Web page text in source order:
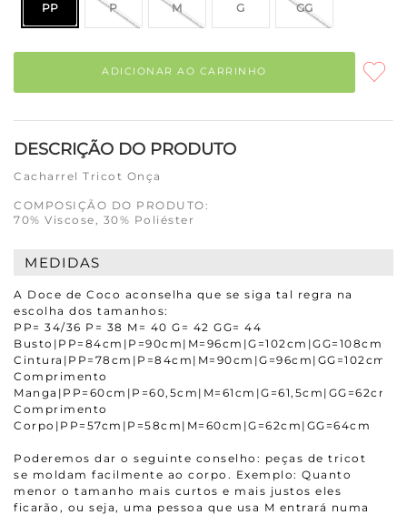
PP P M G GG
ADICIONAR AO CARRINHO
DESCRIÇÃO DO PRODUTO
Cacharrel Tricot Onça
COMPOSIÇÃO DO PRODUTO:
70% Viscose, 30% Poliéster
MEDIDAS
A Doce de Coco aconselha que se siga tal regra na
escolha dos tamanhos:
PP= 34/36 P= 38 M= 40 G= 42 GG= 44
Busto|PP=84cm|P=90cm|M=96cm|G=102cm|GG=108cm
Cintura|PP=78cm|P=84cm|M=90cm|G=96cm|GG=102cm
Comprimento
Manga|PP=60cm|P=60,5cm|M=61cm|G=61,5cm|GG=62cm
Comprimento
Corpo|PP=57cm|P=58cm|M=60cm|G=62cm|GG=64cm
Poderemos dar o seguinte conselho: peças de tricot
se moldam facilmente ao corpo. Exemplo: Quanto
menor o tamanho mais curtos e mais justos eles
ficarão, ou seja, uma pessoa que usa M entrará numa